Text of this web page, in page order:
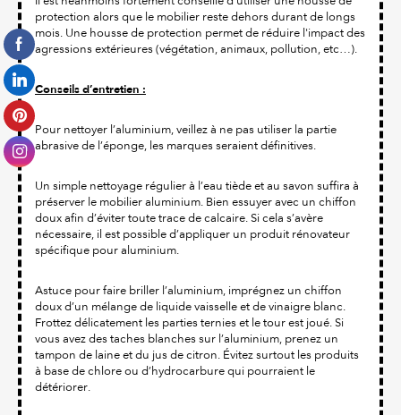
protection alors que le mobilier reste dehors durant de longs
mois. Une housse de protection permet de réduire l'impact des
agressions extérieures (végétation, animaux, pollution, etc…).
Conseils d’entretien :
Pour nettoyer l’aluminium, veillez à ne pas utiliser la partie
abrasive de l’éponge, les marques seraient définitives.
Un simple nettoyage régulier à l’eau tiède et au savon suffira à
préserver le mobilier aluminium. Bien essuyer avec un chiffon
doux afin d’éviter toute trace de calcaire. Si cela s’avère
nécessaire, il est possible d’appliquer un produit rénovateur
spécifique pour aluminium.
Astuce pour faire briller l’aluminium, imprégnez un chiffon
doux d’un mélange de liquide vaisselle et de vinaigre blanc.
Frottez délicatement les parties ternies et le tour est joué. Si
vous avez des taches blanches sur l’aluminium, prenez un
tampon de laine et du jus de citron. Évitez surtout les produits
à base de chlore ou d’hydrocarbure qui pourraient le
détériorer.